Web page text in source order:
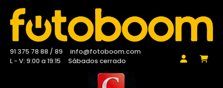
91 375 78 88 / 89
info@fotoboom.com
L - V: 9:00 a 19:15
Sábados cerrado